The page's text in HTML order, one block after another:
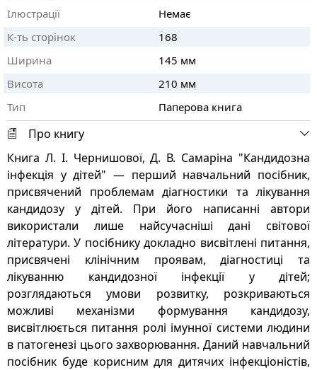
Ілюстрації
Немає
К-ть сторінок
168
Ширина
145 мм
Висота
210 мм
Тип
Паперова книга
Про книгу
Книга Л. І. Чернишової, Д. В. Самаріна "Кандидозна
інфекція у дітей" ― перший навчальний посібник,
присвячений проблемам діагностики та лікування
кандидозу у дітей. При його написанні автори
використали лише найсучасніші дані світової
літератури. У посібнику докладно висвітлені питання,
присвячені клінічним проявам, діагностиці та
лікуванню кандидозної інфекції у дітей;
розглядаються умови розвитку, розкриваються
можливі механізми формування кандидозу,
висвітлюється питання ролі імунної системи людини
в патогенезі цього захворювання. Даний навчальний
посібник буде корисним для дитячих інфекціоністів,